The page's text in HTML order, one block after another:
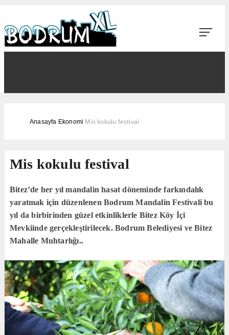
Anasayfa Ekonomi Mis kokulu festival
Mis kokulu festival
Bitez’de her yıl mandalin hasat döneminde farkındalık
yaratmak için düzenlenen Bodrum Mandalin Festivali bu
yıl da birbirinden güzel etkinliklerle Bitez Köy İçi
Mevkiinde gerçekleştirilecek. Bodrum Belediyesi ve Bitez
Mahalle Muhtarlığı..